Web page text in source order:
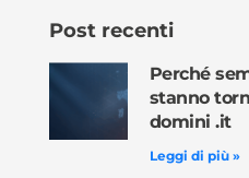
Post recenti
Perché
stanno
domini .it
Leggi di più »